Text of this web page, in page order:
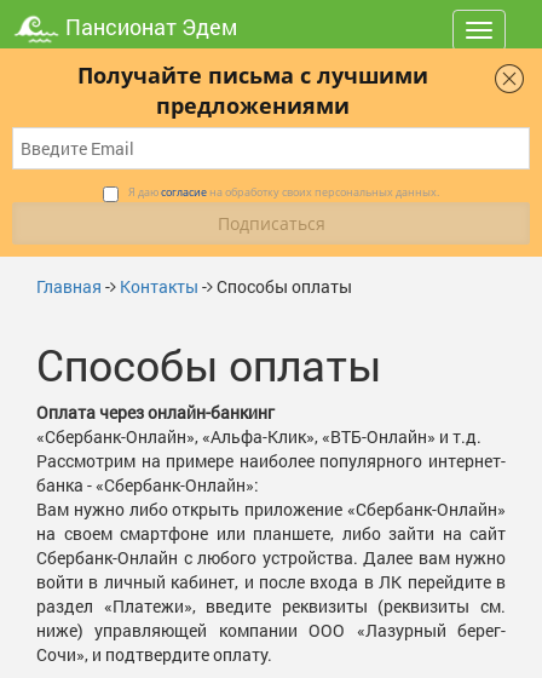
Получайте письма с лучшими
предложениями
Я даюсогласие на обработку своих персональных данных.
Пансионат Эдем
Toggle
Главная - Контакты - Способы оплаты
Способы оплаты
Оплата через онлайн-банкинг
«Сбербанк-Онлайн», «Альфа-Клик», «ВТБ-Онлайн» и т.д.
Рассмотрим на примере наиболее популярного интернет-
банка - «Сбербанк-Онлайн»:
Вам нужно либо открыть приложение «Сбербанк-Онлайн»
на своем смартфоне или планшете, либо зайти на сайт
Сбербанк-Онлайн с любого устройства. Далее вам нужно
войти в личный кабинет, и после входа в ЛК перейдите в
раздел «Платежи», введите реквизиты (реквизиты см.
ниже) управляющей компании ООО «Лазурный берег-
Сочи», и подтвердите оплату.